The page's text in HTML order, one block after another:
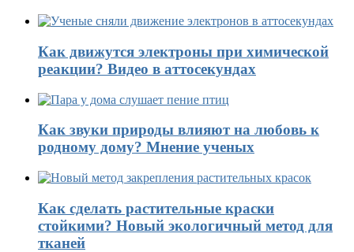
Как движутся электроны при химической
реакции? Видео в аттосекундах
Как звуки природы влияют на любовь к
родному дому? Мнение ученых
Как сделать растительные краски
стойкими? Новый экологичный метод для
тканей